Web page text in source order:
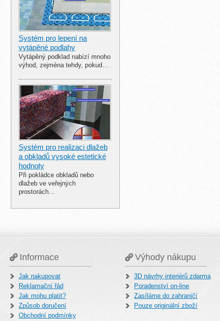
Systém pro lepení na
vytápěné podlahy
Vytápěný podklad nabízí mnoho
výhod, zejména tehdy, pokud…
Systém pro realizaci dlažeb
a obkladů vysoké estetické
hodnoty
Při pokládce obkladů nebo
dlažeb ve veřejných
prostorách…
Informace
Jak nakupovat
Reklamační řád
Jak mohu platit?
Způsob doručení
Obchodní podmínky
Výhody nákupu
3D návrhy interiérů zdarma
Poradenství on-line
Zasíláme do zahraničí
Pouze originální zboží